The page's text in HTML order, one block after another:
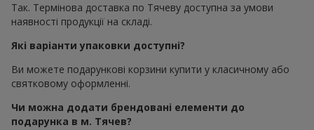
Так. Термінова доставка по Тячеву доступна за умови
наявності продукції на складі.
Які варіанти упаковки доступні?
Ви можете подарункові корзини купити у класичному або
святковому оформленні.
Чи можна додати брендовані елементи до
подарунка в м. Тячев?